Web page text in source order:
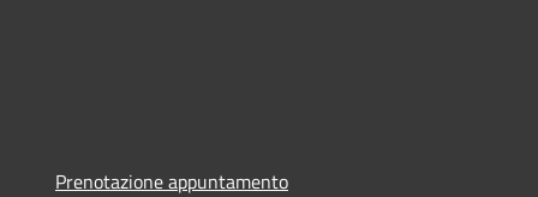
Prenotazione appuntamento